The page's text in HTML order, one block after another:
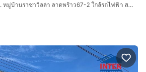
ทาวน์เฮ้าส์ 2 ชั้น 34 ตร.ว. หมู่บ้านราชาวิลล่า ลาดพร้าว67-2 ใกล้รถไฟฟ้า สายสีเหลือง สถานีลาดพร้าว71 ถนนลาดพร้าว เขตบางกะปิ